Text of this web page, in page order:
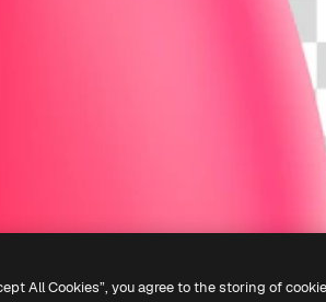
All Cookies”, you agree to the storing of